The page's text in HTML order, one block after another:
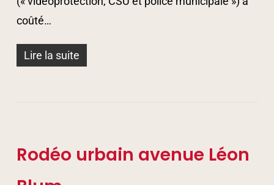
coûté…
Lire la suite
Rodéo urbain avenue Léon